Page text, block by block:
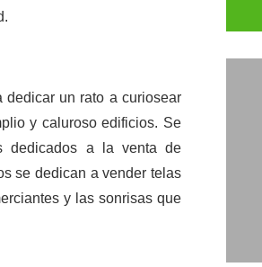
un rato a curiosear
y caluroso edificios. Se
dedicados a la venta de
se dedican a vender telas
y las sonrisas que